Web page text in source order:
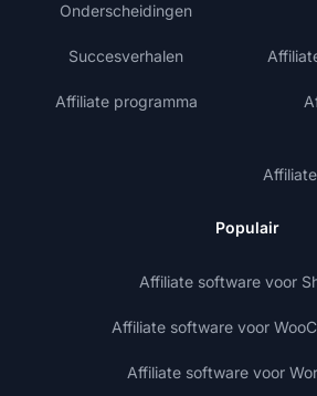
Onderscheidingen
Succesverhalen
Affiliate programma
Populair
Affiliate software voor
Affiliate software voor
Affiliate software voor